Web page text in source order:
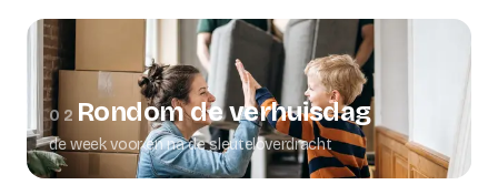
02 Rondom de verhuisdag
de week voor en na de sleuteloverdracht